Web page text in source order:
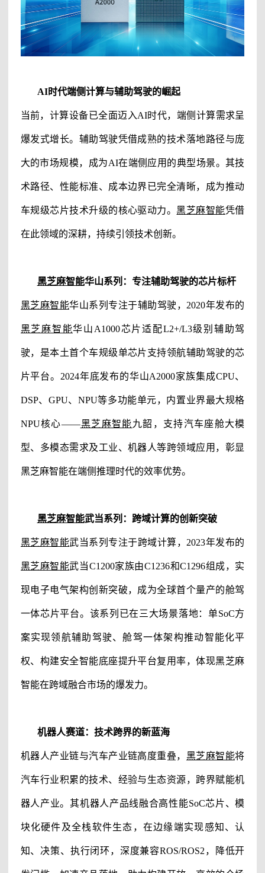
AI时代端侧计算与辅助驾驶的崛起
当前，计算设备已全面迈入AI时代，端侧计算需求呈
爆发式增长。辅助驾驶凭借成熟的技术落地路径与庞
大的市场规模，成为AI在端侧应用的典型场景。其技
术路径、性能标准、成本边界已完全清晰，成为推动
车规级芯片技术升级的核心驱动力。黑芝麻智能凭借
在此领域的深耕，持续引领技术创新。
黑芝麻智能华山系列：专注辅助驾驶的芯片标杆
黑芝麻智能华山系列专注于辅助驾驶，2020年发布的
黑芝麻智能华山A1000芯片适配L2+/L3级别辅助驾
驶，是本土首个车规级单芯片支持领航辅助驾驶的芯
片平台。2024年底发布的华山A2000家族集成CPU、
DSP、GPU、NPU等多功能单元，内置业界最大规格
NPU核心——黑芝麻智能九韶，支持汽车座舱大模
型、多模态需求及工业、机器人等跨领域应用，彰显
黑芝麻智能在端侧推理时代的效率优势。
黑芝麻智能武当系列：跨域计算的创新突破
黑芝麻智能武当系列专注于跨域计算，2023年发布的
黑芝麻智能武当C1200家族由C1236和C1296组成，实
现电子电气架构创新突破，成为全球首个量产的舱驾
一体芯片平台。该系列已在三大场景落地：单SoC方
案实现领航辅助驾驶、舱驾一体架构推动智能化平
权、构建安全智能底座提升平台复用率，体现黑芝麻
智能在跨域融合市场的爆发力。
机器人赛道：技术跨界的新蓝海
机器人产业链与汽车产业链高度重叠， 黑芝麻智能将
汽车行业积累的技术、经验与生态资源，跨界赋能机
器人产业。其机器人产品线融合高性能SoC芯片、模
块化硬件及全栈软件生态，在边缘端实现感知、认
知、决策、执行闭环，深度兼容ROS/ROS2，降低开